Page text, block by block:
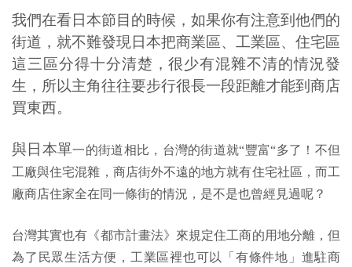
我們在看日本節目的時候，如果你有注意到他們的
街道，就不難發現日本把商業區、工業區、住宅區
這三區分得十分清楚，很少有混雜不清的情況發
生，所以主角往往要步行很長一段距離才能到商店
買東西。
與日本單一的街道相比，台灣的街道就“豐富“多了！不但
工廠與住宅混雜，商店街外不遠的地方就有住宅社區，而工
廠商店住家全在同一條街的情況，是不是也曾經見過呢？
台灣其實也有《都市計畫法》來規定住工商的用地分離，但
為了民眾生活方便，工業區裡也可以「有條件地」進駐商